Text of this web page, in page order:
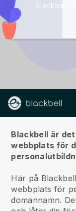
Blackbell
Blackbell är
webbplats för
Här på
webbplats för
domännamn.